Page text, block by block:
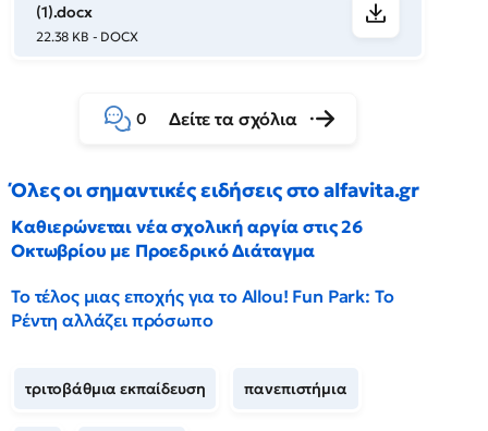
(1).docx
22.38 KB - DOCX
0 Δείτε τα σχόλια
Όλες οι σημαντικές ειδήσεις στο alfavita.gr
Καθιερώνεται νέα σχολική αργία στις 26
Οκτωβρίου με Προεδρικό Διάταγμα
Το τέλος μιας εποχής για το Allou! Fun Park: Το
Ρέντη αλλάζει πρόσωπο
τριτοβάθμια εκπαίδευση πανεπιστήμια